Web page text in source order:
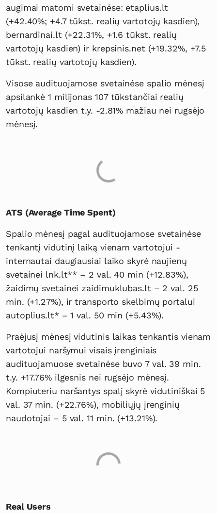
augimai matomi svetainėse: etaplius.lt
(+42.40%; +4.7 tūkst. realių vartotojų kasdien),
bernardinai.lt (+22.31%, +1.6 tūkst. realių
vartotojų kasdien) ir krepsinis.net (+19.32%, +7.5
tūkst. realių vartotojų kasdien).
Visose audituojamose svetainėse spalio mėnesį
apsilankė 1 milijonas 107 tūkstančiai realių
vartotojų kasdien t.y. -2.81% mažiau nei rugsėjo
mėnesį.
ATS (Average Time Spent)
Spalio mėnesį pagal audituojamose svetainėse
tenkantį vidutinį laiką vienam vartotojui -
internautai daugiausiai laiko skyrė naujienų
svetainei lnk.lt** – 2 val. 40 min (+12.83%),
žaidimų svetainei zaidimuklubas.lt – 2 val. 25
min. (+1.27%), ir transporto skelbimų portalui
autoplius.lt* – 1 val. 50 min (+5.43%).
Praėjusį mėnesį vidutinis laikas tenkantis vienam
vartotojui naršymui visais įrenginiais
audituojamuose svetainėse buvo 7 val. 39 min.
t.y. +17.76% ilgesnis nei rugsėjo mėnesį.
Kompiuteriu naršantys spalį skyrė vidutiniškai 5
val. 37 min. (+22.76%), mobiliųjų įrenginių
naudotojai – 5 val. 11 min. (+13.21%).
Real Users